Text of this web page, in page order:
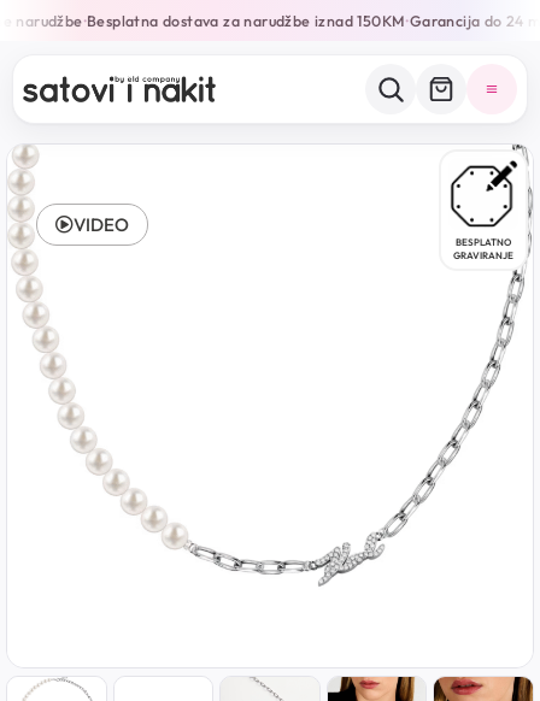
narudžbe•Besplatna dostava za narudžbe iznad 150KM•Garancija do 24
BESPLATNO
GRAVIRANJE
VIDEO